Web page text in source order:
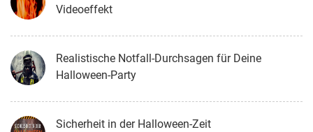
Videoeffekt
Realistische Notfall-Durchsagen für Deine
Halloween-Party
Sicherheit in der Halloween-Zeit